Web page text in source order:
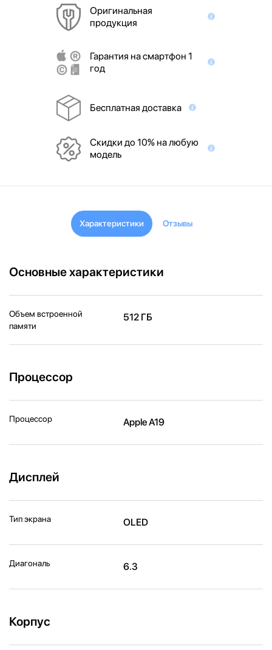
Оригинальная
продукция
Гарантия на смартфон 1
год
Бесплатная доставка
Скидки до 10% на любую
модель
Характеристики Отзывы
Основные характеристики
Объем встроенной
памяти
512 ГБ
Процессор
Процессор Apple A19
Дисплей
Тип экрана OLED
Диагональ 6.3
Корпус